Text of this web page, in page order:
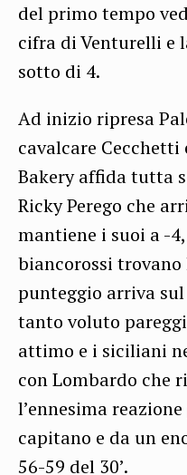
del primo tempo
cifra di Venturelli e
sotto di 4.
Ad inizio ripresa
cavalcare
Bakery affida tutta
Ricky Perego che
mantiene i suoi a -
biancorossi
punteggio arriva
tanto voluto
attimo e i siciliani
con Lombardo che
l’ennesima
capitano e da un
56-59 del 30’.